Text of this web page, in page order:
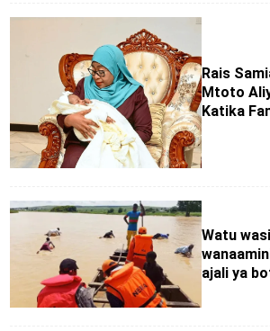
Rais
Mtoto
Katika
Watu
ajali ya